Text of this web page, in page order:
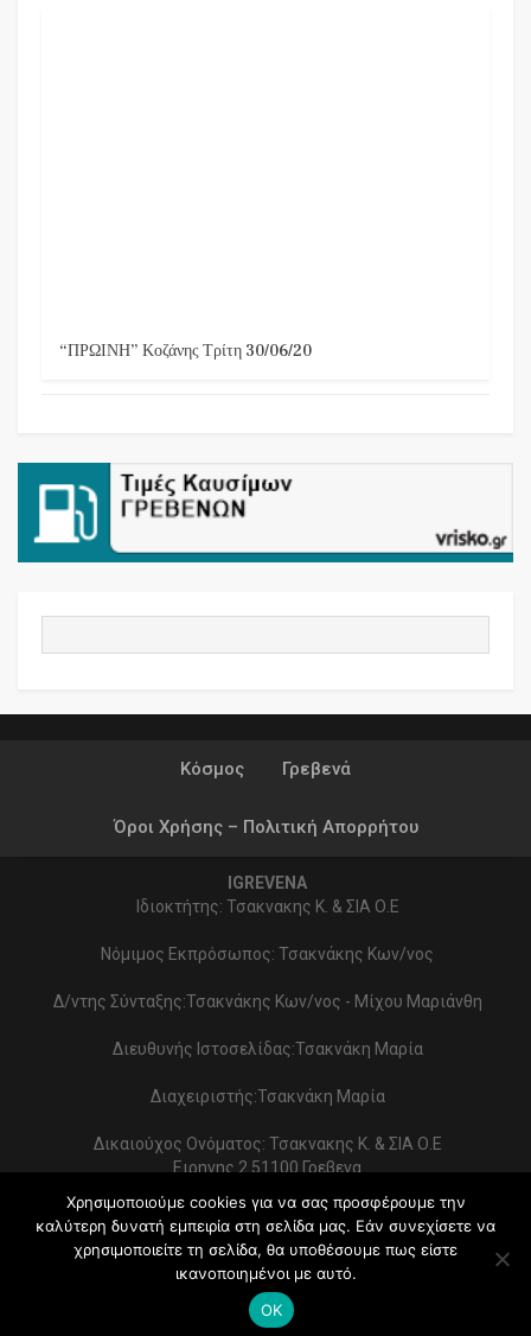
“ΠΡΩΙΝΗ” Κοζάνης Τρίτη 30/06/20
Κόσμος Γρεβενά
Όροι Χρήσης – Πολιτική Απορρήτου
IGREVENA
Ιδιοκτήτης: Τσακνακης Κ. & ΣΙΑ Ο.Ε
Νόμιμος Εκπρόσωπος: Τσακνάκης Κων/νος
Δ/ντης Σύνταξης:Τσακνάκης Κων/νος - Μίχου Μαριάνθη
Διευθυνής Ιστοσελίδας:Τσακνάκη Μαρία
Διαχειριστής:Τσακνάκη Μαρία
Δικαιούχος Ονόματος: Τσακνακης Κ. & ΣΙΑ Ο.Ε
Ειρηνης 2 51100 Γρεβενα
Στοιχεία επικοινωνίας:
2462022086 - typoekdotikh@gmail.com
Κατασκευή Ιστοσελίδας:PrimeWebify
© 2026 - iGrevena. All Rights Reserved.
Χρησιμοποιούμε cookies για να σας προσφέρουμε την
καλύτερη δυνατή εμπειρία στη σελίδα μας. Εάν συνεχίσετε να
χρησιμοποιείτε τη σελίδα, θα υποθέσουμε πως είστε
ικανοποιημένοι με αυτό.
OK